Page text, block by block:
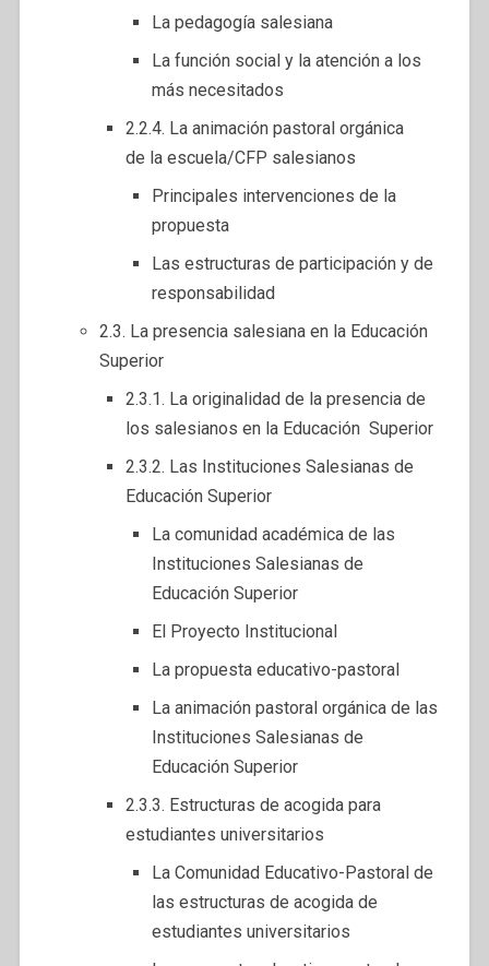
La pedagogía salesiana
La función social y la atención a los
más necesitados
2.2.4. La animación pastoral orgánica
de la escuela/CFP salesianos
Principales intervenciones de la
propuesta
Las estructuras de participación y de
responsabilidad
2.3. La presencia salesiana en la Educación
Superior
2.3.1. La originalidad de la presencia de
los salesianos en la Educación Superior
2.3.2. Las Instituciones Salesianas de
Educación Superior
La comunidad académica de las
Instituciones Salesianas de
Educación Superior
El Proyecto Institucional
La propuesta educativo-pastoral
La animación pastoral orgánica de las
Instituciones Salesianas de
Educación Superior
2.3.3. Estructuras de acogida para
estudiantes universitarios
La Comunidad Educativo-Pastoral de
las estructuras de acogida de
estudiantes universitarios